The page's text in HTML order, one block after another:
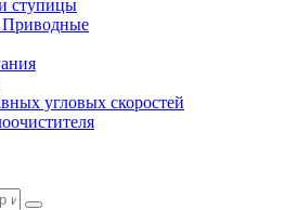
ступицы
угловых скоростей